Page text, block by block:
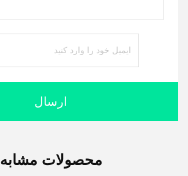
ارسال
محصولات مشابه